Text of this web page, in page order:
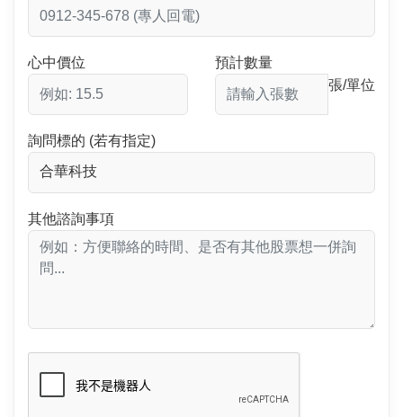
心中價位
預計數量
張/單位
詢問標的 (若有指定)
其他諮詢事項